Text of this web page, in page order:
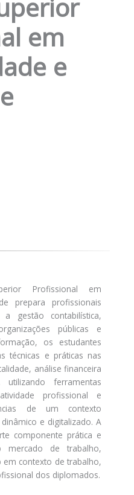
em
e
Profissional em
prepara profissionais
gestão contabilística,
públicas e
os estudantes
técnicas e práticas nas
análise financeira
ferramentas
profissional e
de um contexto
e digitalizado. A
componente prática e
mercado de trabalho,
contexto de trabalho,
dos diplomados.